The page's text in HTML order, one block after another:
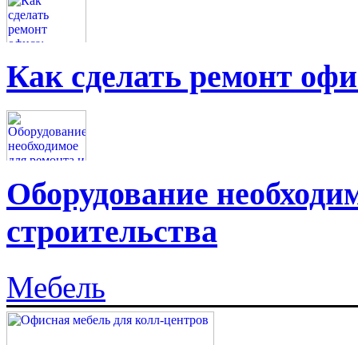
Как сделать ремонт
Оборудование
строительства
Мебель